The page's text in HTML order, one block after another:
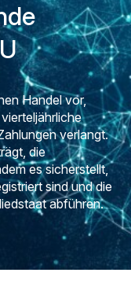
Handel vor,
verlangt.
die
es sicherstellt,
sind und die
abführen.